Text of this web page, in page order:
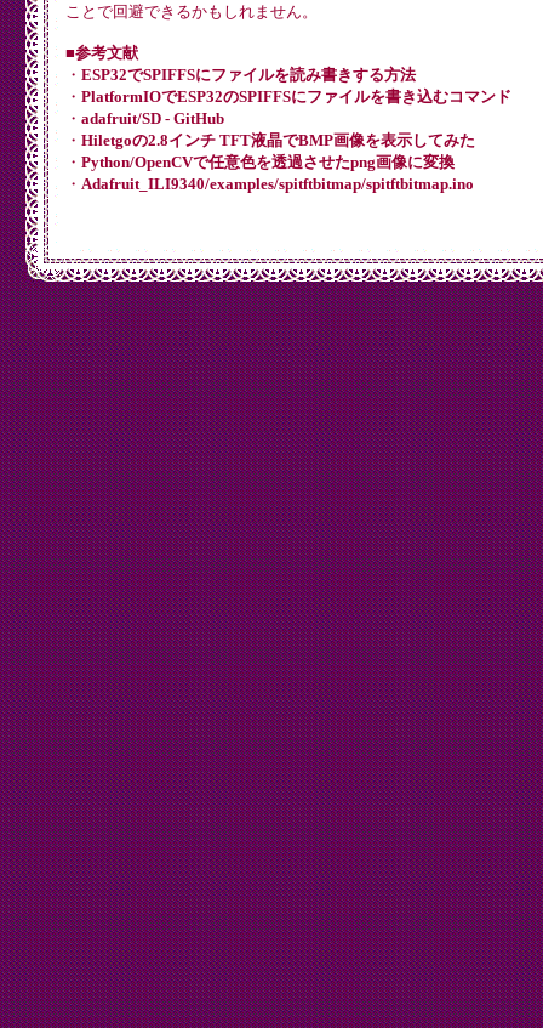
ことで回避できるかもしれません。
■参考文献
・ ESP32でSPIFFSにファイルを読み書きする方法
・ PlatformIOでESP32のSPIFFSにファイルを書き込むコマンド
・ adafruit/SD - GitHub
・ Hiletgoの2.8インチ TFT液晶でBMP画像を表示してみた
・ Python/OpenCVで任意色を透過させたpng画像に変換
・ Adafruit_ILI9340/examples/spitftbitmap/spitftbitmap.ino